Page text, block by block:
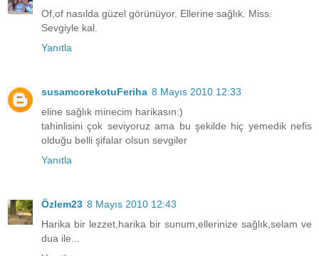
Of,of nasılda güzel görünüyor. Ellerine sağlık. Miss.
Sevgiyle kal.
Yanıtla
susamcorekotuFeriha 8 Mayıs 2010 12:33
eline sağlık minecim harikasın:)
tahinlisini çok seviyoruz ama bu şekilde hiç yemedik nefis
olduğu belli şifalar olsun sevgiler
Yanıtla
Özlem23 8 Mayıs 2010 12:43
Harika bir lezzet,harika bir sunum,ellerinize sağlık,selam ve
dua ile...